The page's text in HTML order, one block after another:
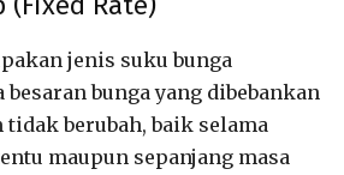
jenis suku bunga
bunga yang dibebankan
berubah, baik selama
maupun sepanjang masa